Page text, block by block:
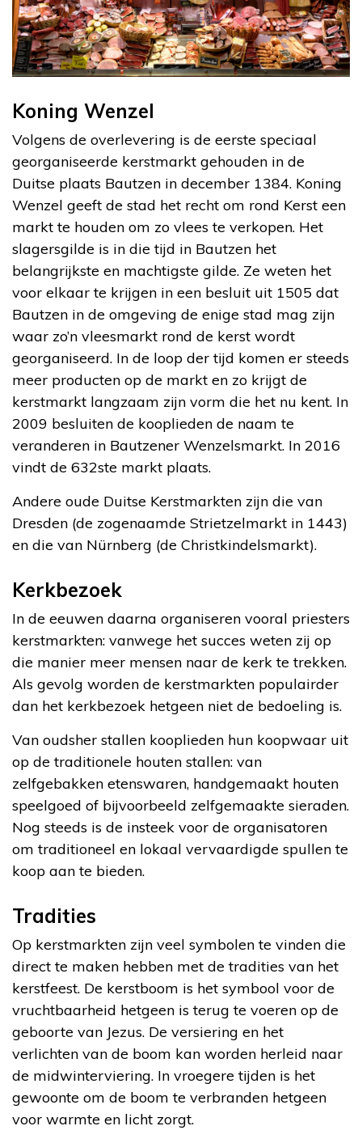
Koning Wenzel
Volgens de overlevering is de eerste speciaal
georganiseerde kerstmarkt gehouden in de
Duitse plaats Bautzen in december 1384. Koning
Wenzel geeft de stad het recht om rond Kerst een
markt te houden om zo vlees te verkopen. Het
slagersgilde is in die tijd in Bautzen het
belangrijkste en machtigste gilde. Ze weten het
voor elkaar te krijgen in een besluit uit 1505 dat
Bautzen in de omgeving de enige stad mag zijn
waar zo’n vleesmarkt rond de kerst wordt
georganiseerd. In de loop der tijd komen er steeds
meer producten op de markt en zo krijgt de
kerstmarkt langzaam zijn vorm die het nu kent. In
2009 besluiten de kooplieden de naam te
veranderen in Bautzener Wenzelsmarkt. In 2016
vindt de 632ste markt plaats.
Andere oude Duitse Kerstmarkten zijn die van
Dresden (de zogenaamde Strietzelmarkt in 1443)
en die van Nürnberg (de Christkindelsmarkt).
Kerkbezoek
In de eeuwen daarna organiseren vooral priesters
kerstmarkten: vanwege het succes weten zij op
die manier meer mensen naar de kerk te trekken.
Als gevolg worden de kerstmarkten populairder
dan het kerkbezoek hetgeen niet de bedoeling is.
Van oudsher stallen kooplieden hun koopwaar uit
op de traditionele houten stallen: van
zelfgebakken etenswaren, handgemaakt houten
speelgoed of bijvoorbeeld zelfgemaakte sieraden.
Nog steeds is de insteek voor de organisatoren
om traditioneel en lokaal vervaardigde spullen te
koop aan te bieden.
Tradities
Op kerstmarkten zijn veel symbolen te vinden die
direct te maken hebben met de tradities van het
kerstfeest. De kerstboom is het symbool voor de
vruchtbaarheid hetgeen is terug te voeren op de
geboorte van Jezus. De versiering en het
verlichten van de boom kan worden herleid naar
de midwinterviering. In vroegere tijden is het
gewoonte om de boom te verbranden hetgeen
voor warmte en licht zorgt.